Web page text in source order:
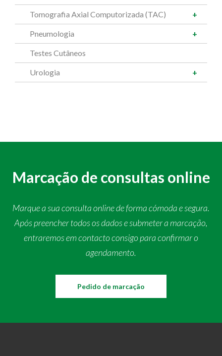
Tomografia Axial Computorizada (TAC)
Pneumologia
Testes Cutâneos
Urologia
Marcação de consultas online
Marque a sua consulta online de forma cómoda e segura.
Após preencher todos os dados e submeter a marcação,
entraremos em contacto consigo para confirmar o
agendamento.
Pedido de marcação